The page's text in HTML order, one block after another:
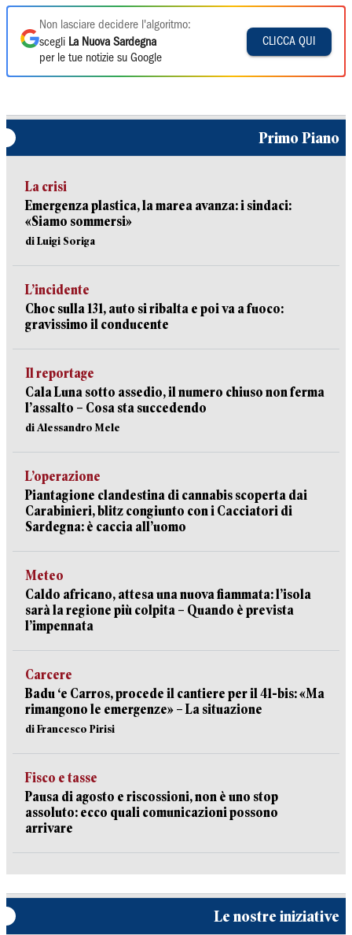
Non lasciare decidere l'algoritmo:
scegli La Nuova Sardegna
per le tue notizie su Google
CLICCA QUI
Primo Piano
La crisi
Emergenza plastica, la marea avanza: i sindaci:
«Siamo sommersi»
di Luigi Soriga
L’incidente
Choc sulla 131, auto si ribalta e poi va a fuoco:
gravissimo il conducente
Il reportage
Cala Luna sotto assedio, il numero chiuso non ferma
l’assalto – Cosa sta succedendo
di Alessandro Mele
L’operazione
Piantagione clandestina di cannabis scoperta dai
Carabinieri, blitz congiunto con i Cacciatori di
Sardegna: è caccia all’uomo
Meteo
Caldo africano, attesa una nuova fiammata: l’isola
sarà la regione più colpita – Quando è prevista
l’impennata
Carcere
Badu ‘e Carros, procede il cantiere per il 41-bis: «Ma
rimangono le emergenze» – La situazione
di Francesco Pirisi
Fisco e tasse
Pausa di agosto e riscossioni, non è uno stop
assoluto: ecco quali comunicazioni possono
arrivare
Le nostre iniziative